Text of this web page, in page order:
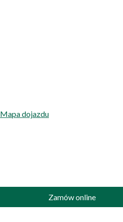
Mapa dojazdu
Zamów online